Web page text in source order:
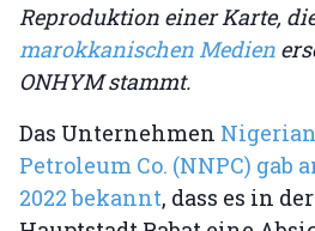
Reproduktion einer Karte,
marokkanischen Medien
ONHYM stammt.
Das Unternehmen
Petroleum Co. (NNPC) gab
2022 bekannt, dass es in